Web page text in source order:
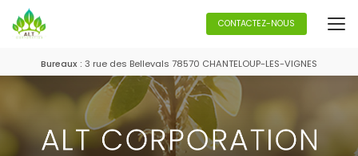
au
contenu
Bureaux : 3 rue des Bellevals 78570 CHANTELOUP-LES-VIGNES
CONTACTEZ-NOUS